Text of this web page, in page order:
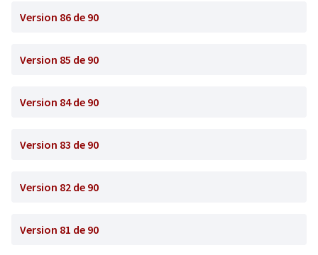
Version 86 de 90
Version 85 de 90
Version 84 de 90
Version 83 de 90
Version 82 de 90
Version 81 de 90